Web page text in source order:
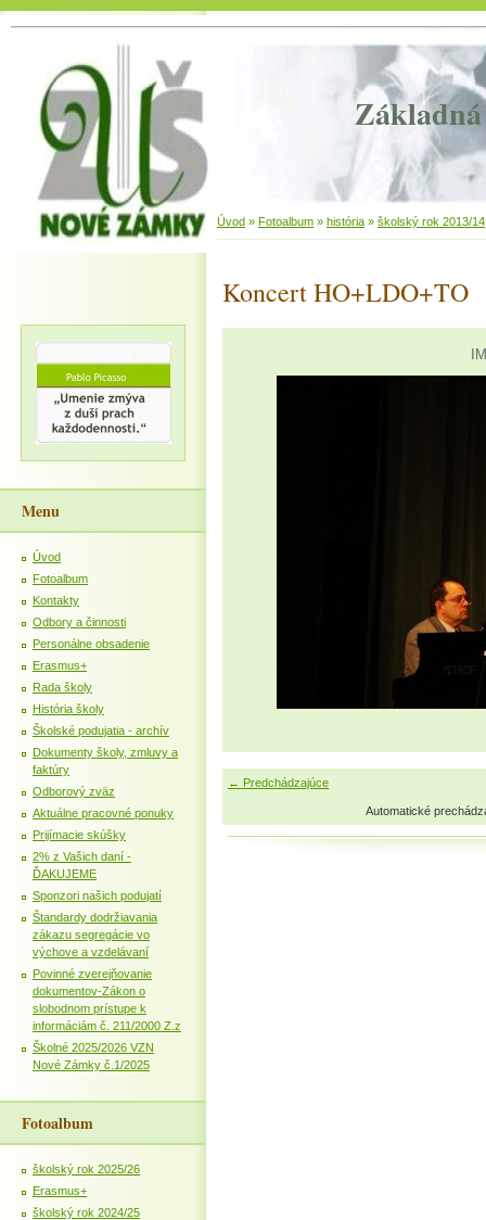
Základná
Úvod » Fotoalbum » história » školský rok 2013/14
Koncert HO+LDO+TO
← Predchádzajúce
Automatické
Menu
Úvod
Fotoalbum
Kontakty
Odbory a činnosti
Personálne obsadenie
Erasmus+
Rada školy
História školy
Školské podujatia - archív
Dokumenty školy, zmluvy a
faktúry
Odborový zväz
Aktuálne pracovné ponuky
Prijímacie skúšky
2% z Vašich daní -
ĎAKUJEME
Sponzori našich podujatí
Štandardy dodržiavania
zákazu segregácie vo
výchove a vzdelávaní
Povinné zverejňovanie
dokumentov-Zákon o
slobodnom prístupe k
informáciám č. 211/2000 Z.z
Školné 2025/2026 VZN
Nové Zámky č.1/2025
Fotoalbum
školský rok 2025/26
Erasmus+
školský rok 2024/25